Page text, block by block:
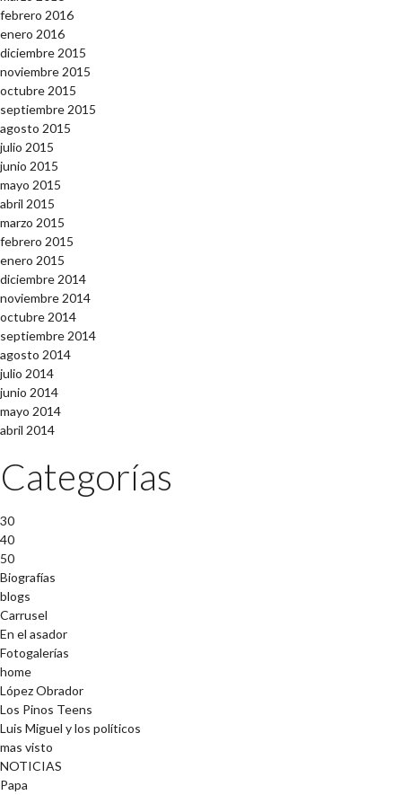
febrero 2016
enero 2016
diciembre 2015
noviembre 2015
octubre 2015
septiembre 2015
agosto 2015
julio 2015
junio 2015
mayo 2015
abril 2015
marzo 2015
febrero 2015
enero 2015
diciembre 2014
noviembre 2014
octubre 2014
septiembre 2014
agosto 2014
julio 2014
junio 2014
mayo 2014
abril 2014
Categorías
30
40
50
Biografías
blogs
Carrusel
En el asador
Fotogalerías
home
López Obrador
Los Pinos Teens
Luis Miguel y los políticos
mas visto
NOTICIAS
Papa